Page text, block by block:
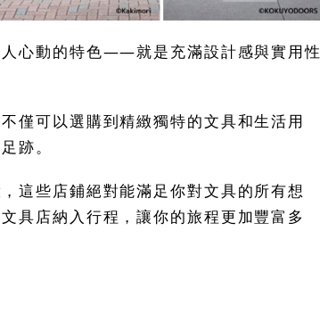
心動的特色——就是充滿設計感與實用性
僅可以選購到精緻獨特的文具和生活用
跡。
這些店鋪絕對能滿足你對文具的所有想
具店納入行程，讓你的旅程更加豐富多